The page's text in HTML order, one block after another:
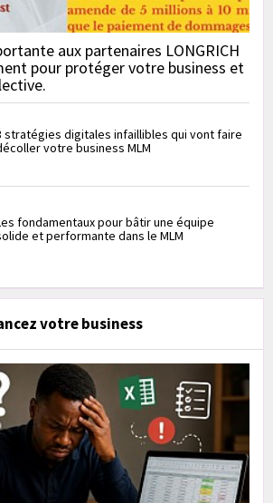
aux partenaires LONGRICH
pour protéger votre business et
stratégies digitales infaillibles qui vont faire
votre business MLM
fondamentaux pour bâtir une équipe
et performante dans le MLM
votre business